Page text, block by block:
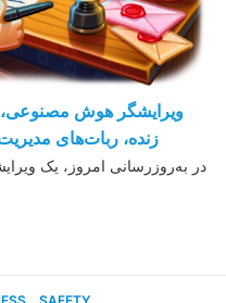
ویرایشگر هوش
زنده، ربات‌های
در به‌روزرسانی امروز، یک